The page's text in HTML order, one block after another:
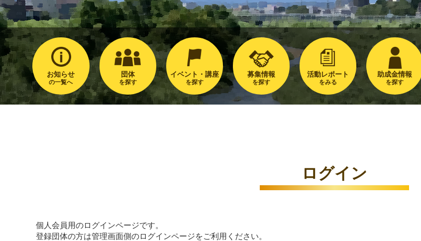
お知らせ
の一覧へ
団体
を探す
イベント・講座
を探す
募集情報
を探す
活動レポート
をみる
助成金情報
を探す
ログイン
個人会員用のログインページです。
登録団体の方は管理画面側のログインページをご利用ください。